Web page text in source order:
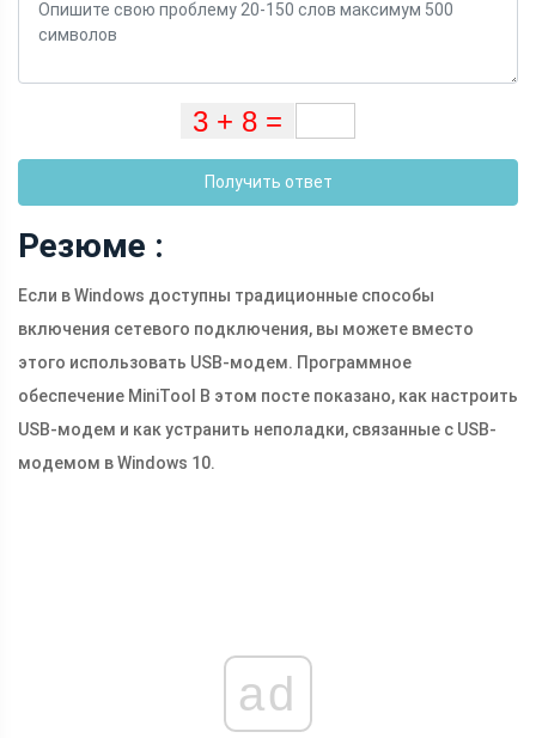
Получить ответ
Резюме :
Если в Windows доступны традиционные способы
включения сетевого подключения, вы можете вместо
этого использовать USB-модем. Программное
обеспечение MiniTool В этом посте показано, как настроить
USB-модем и как устранить неполадки, связанные с USB-
модемом в Windows 10.
ad